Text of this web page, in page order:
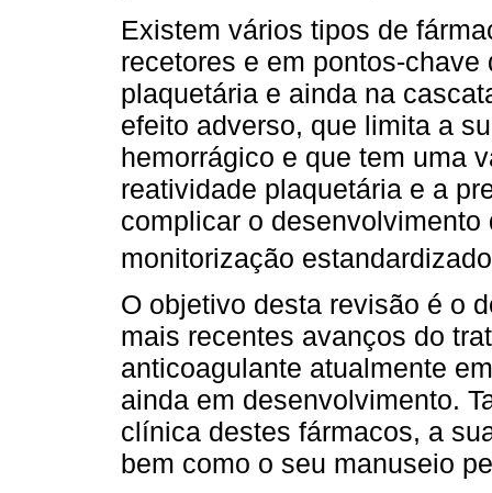
Existem vários tipos de
recetores e em pontos-
plaquetária e ainda na
efeito adverso, que limita a
hemorrágico e que tem uma
reatividade plaquetária e a
complicar o
monitorização
O objetivo desta revisão é o
mais recentes avanços do
anticoagulante atualmente
ainda em desenvolvimento.
clínica destes fármacos, a
bem como o seu manuseio